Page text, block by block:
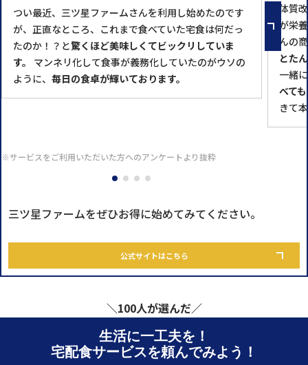
つい最近、三ツ星ファームさんを利用し始めたのです
が、正直なところ、これまで食べていた宅食は何だっ
たのか！？と驚くほど美味しくてビックリしていま
す。
マンネリ化して食事が義務化していたのがウソの
ように、 毎日の食卓が輝いております。
体質
が栄
んの
とた
一緒
べて
きて
※サービスをご利用いただいた方へのアンケートより抜粋
三ツ星ファームをぜひお得に始めてみてください。
公式サイトはこちら
＼100人が選んだ／
生活に一工夫を！
宅配食サービスを頼んでみよう！